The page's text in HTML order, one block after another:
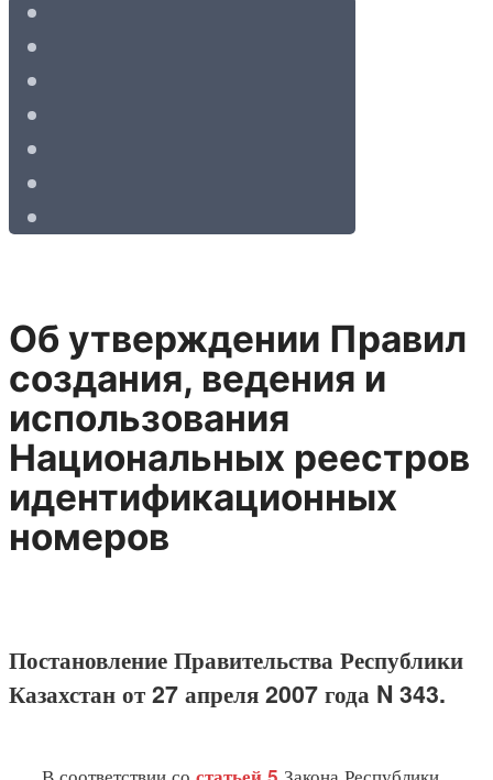
Об утверждении Правил
создания, ведения и
использования
Национальных реестров
идентификационных
номеров
Постановление Правительства Республики
Казахстан от 27 апреля 2007 года N 343.
В соответствии со
Закона Республики